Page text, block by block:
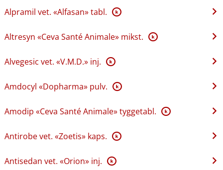
Alpramil vet. «Alfasan» tabl. K
Altresyn «Ceva Santé Animale» mikst. K
Alvegesic vet. «V.M.D.» inj. K
Amdocyl «Dopharma» pulv. K
Amodip «Ceva Santé Animale» tyggetabl. K
Antirobe vet. «Zoetis» kaps. K
Antisedan vet. «Orion» inj. K